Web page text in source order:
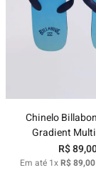
Chinelo
Gradient
R$89,
Em até 1xR$89,00